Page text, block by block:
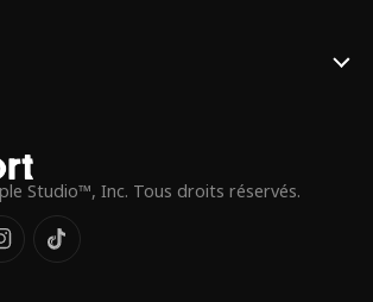
Studio™, Inc. Tous droits réservés.